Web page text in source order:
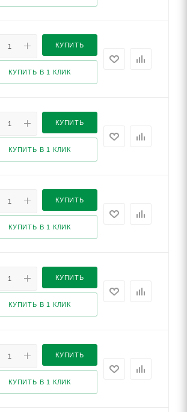
КУПИТЬ
КУПИТЬ В 1 КЛИК
КУПИТЬ
КУПИТЬ В 1 КЛИК
КУПИТЬ
КУПИТЬ В 1 КЛИК
КУПИТЬ
КУПИТЬ В 1 КЛИК
КУПИТЬ
КУПИТЬ В 1 КЛИК